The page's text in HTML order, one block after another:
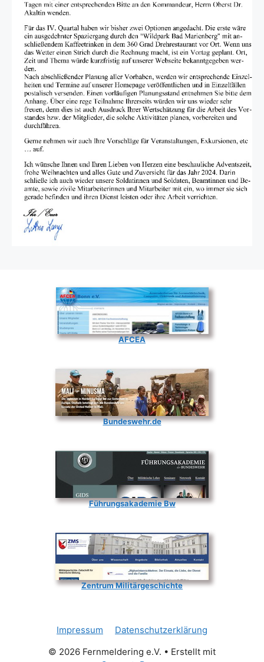
AFCEA
Bundeswehr.de
Führungsakademie Bw
Zentrum Militärgeschichte
Impressum
Datenschutzerklärung
© 2026 Fernmeldering e.V. • Erstellt mit